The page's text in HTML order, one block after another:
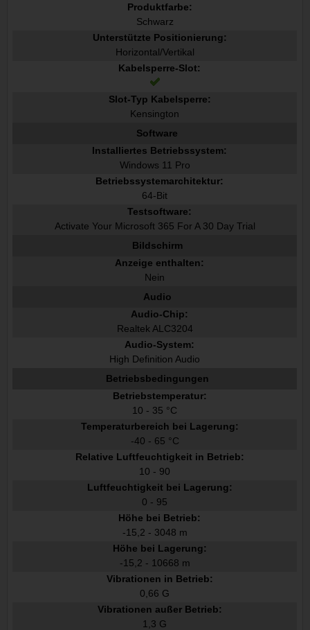
Produktfarbe:
Schwarz
Unterstützte Positionierung:
Horizontal/Vertikal
Kabelsperre-Slot:
Slot-Typ Kabelsperre:
Kensington
Software
Installiertes Betriebssystem:
Windows 11 Pro
Betriebssystemarchitektur:
64-Bit
Testsoftware:
Activate Your Microsoft 365 For A 30 Day Trial
Bildschirm
Anzeige enthalten:
Nein
Audio
Audio-Chip:
Realtek ALC3204
Audio-System:
High Definition Audio
Betriebsbedingungen
Betriebstemperatur:
10 - 35 °C
Temperaturbereich bei Lagerung:
-40 - 65 °C
Relative Luftfeuchtigkeit in Betrieb:
10 - 90
Luftfeuchtigkeit bei Lagerung:
0 - 95
Höhe bei Betrieb:
-15,2 - 3048 m
Höhe bei Lagerung:
-15,2 - 10668 m
Vibrationen in Betrieb:
0,66 G
Vibrationen außer Betrieb:
1,3 G